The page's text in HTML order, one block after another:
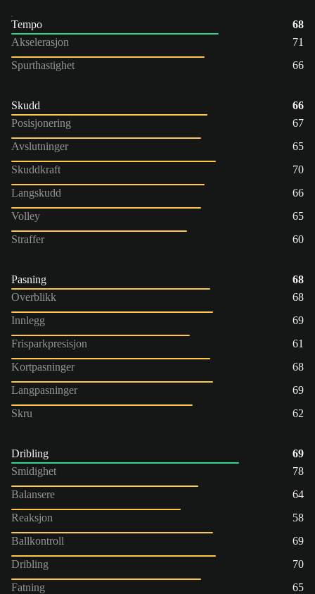
Tempo
68
Akselerasjon
71
Spurthastighet
66
Skudd
66
Posisjonering
67
Avslutninger
65
Skuddkraft
70
Langskudd
66
Volley
65
Straffer
60
Pasning
68
Overblikk
68
Innlegg
69
Frisparkpresisjon
61
Kortpasninger
68
Langpasninger
69
Skru
62
Dribling
69
Smidighet
78
Balansere
64
Reaksjon
58
Ballkontroll
69
Dribling
70
Fatning
65